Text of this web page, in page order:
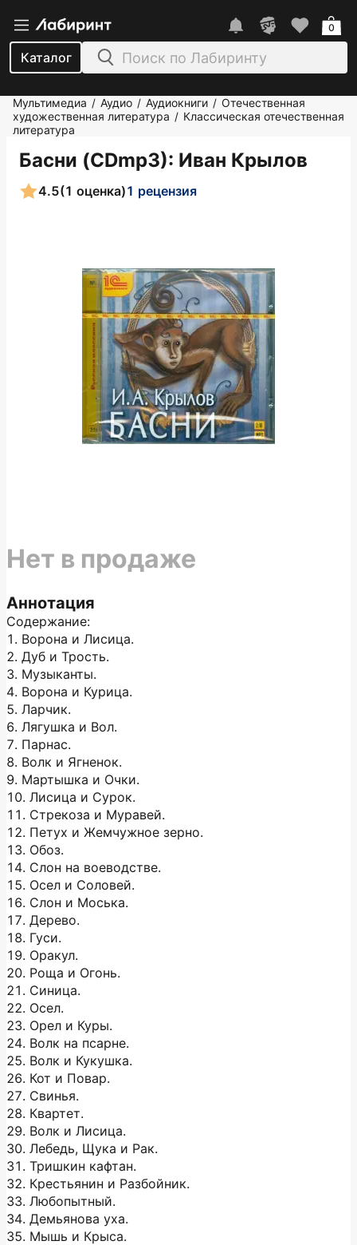
Каталог
0
Мультимедиа / Аудио / Аудиокниги / Отечественная
художественная литература / Классическая отечественная
литература
Басни (CDmp3): Иван Крылов
4.5(1 оценка)1 рецензия
Аннотация
Содержание:
1. Ворона и Лисица.
2. Дуб и Трость.
3. Музыканты.
4. Ворона и Курица.
5. Ларчик.
6. Лягушка и Вол.
7. Парнас.
8. Волк и Ягненок.
9. Мартышка и Очки.
10. Лисица и Сурок.
11. Стрекоза и Муравей.
12. Петух и Жемчужное зерно.
13. Обоз.
14. Слон на воеводстве.
15. Осел и Соловей.
16. Слон и Моська.
17. Дерево.
18. Гуси.
19. Оракул.
20. Роща и Огонь.
21. Синица.
22. Осел.
23. Орел и Куры.
24. Волк на псарне.
25. Волк и Кукушка.
26. Кот и Повар.
27. Свинья.
28. Квартет.
29. Волк и Лисица.
30. Лебедь, Щука и Рак.
31. Тришкин кафтан.
32. Крестьянин и Разбойник.
33. Любопытный.
34. Демьянова уха.
35. Мышь и Крыса.
Нет в продаже